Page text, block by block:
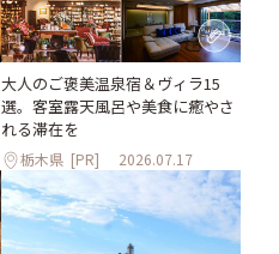
大人のご褒美温泉宿＆ヴィラ15
選。客室露天風呂や美食に癒やさ
れる滞在を
栃木県 [PR] 2026.07.17